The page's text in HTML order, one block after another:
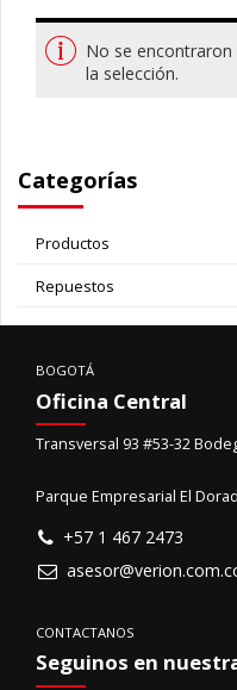
No se
la selección.
Categorías
Productos
Repuestos
BOGOTÁ
Oficina Central
Transversal 93 #53-32
Parque Empresarial El
+57 1 467 2473
CONTACTANOS
Seguinos en